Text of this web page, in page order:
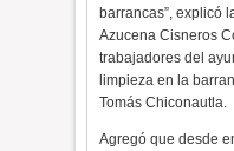
barrancas”, explicó
Azucena Cisneros
trabajadores del
limpieza en la
Tomás Chiconautla.
Agregó que desde